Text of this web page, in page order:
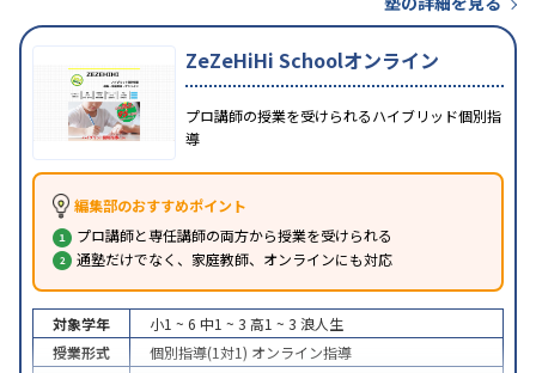
ZeZeHiHi Schoolオンライン
プロ講師の授業を受けられるハイブリッド個別指
導
編集部のおすすめポイント
プロ講師と専任講師の両方から授業を受けられる
通塾だけでなく、家庭教師、オンラインにも対応
対象学年 小1 ~ 6 中1 ~ 3 高1 ~ 3 浪人生
授業形式
個別指導(1対1) オンライン指導